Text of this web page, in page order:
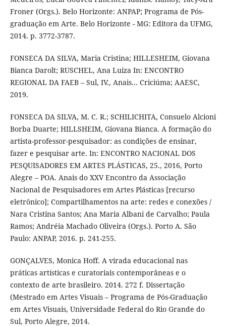
Froner (Orgs.). Belo Horizonte: ANPAP; Programa de Pós-
graduação em Arte. Belo Horizonte - MG: Editora da UFMG,
2014. p. 3772-3787.
FONSECA DA SILVA, Maria Cristina; HILLESHEIM, Giovana
Bianca Darolt; RUSCHEL, Ana Luiza In: ENCONTRO
REGIONAL DA FAEB – Sul, IV., Anais... Criciúma; AAESC,
2019.
FONSECA DA SILVA, M. C. R.; SCHILICHITA, Consuelo Alcioni
Borba Duarte; HILLSHEIM, Giovana Bianca. A formação do
artista-professor-pesquisador: as condições de ensinar,
fazer e pesquisar arte. In: ENCONTRO NACIONAL DOS
PESQUISADORES EM ARTES PLÁSTICAS, 25., 2016, Porto
Alegre – POA. Anais do XXV Encontro da Associação
Nacional de Pesquisadores em Artes Plásticas [recurso
eletrônico]; Compartilhamentos na arte: redes e conexões /
Nara Cristina Santos; Ana Maria Albani de Carvalho; Paula
Ramos; Andréia Machado Oliveira (Orgs.). Porto A. São
Paulo: ANPAP, 2016. p. 241-255.
GONÇALVES, Monica Hoff. A virada educacional nas
práticas artísticas e curatoriais contemporâneas e o
contexto de arte brasileiro. 2014. 272 f. Dissertação
(Mestrado em Artes Visuais – Programa de Pós-Graduação
em Artes Visuais, Universidade Federal do Rio Grande do
Sul, Porto Alegre, 2014.